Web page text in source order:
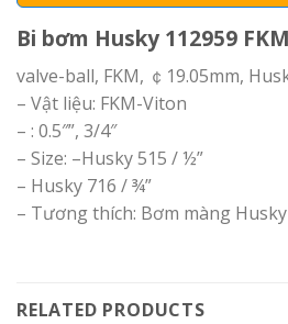
Bi bơm Husky 112959
valve-ball, FKM, ￠19.05mm,
– Vật liệu: FKM-Viton
– : 0.5″”, 3/4″
– Size: –Husky 515 / ½”
– Husky 716 / ¾”
– Tương thích: Bơm màng Husky
RELATED PRODUCTS